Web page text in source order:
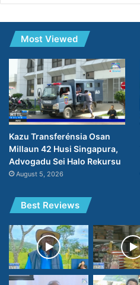
Most Viewed
Kazu Transferénsia Osan
Millaun 42 Husi Singapura,
Advogadu Sei Halo Rekursu
August 5, 2026
Best Reviews